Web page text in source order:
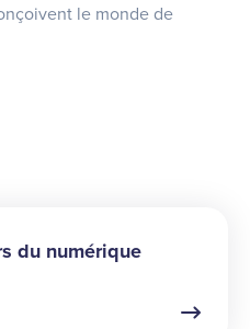
le monde de
du numérique